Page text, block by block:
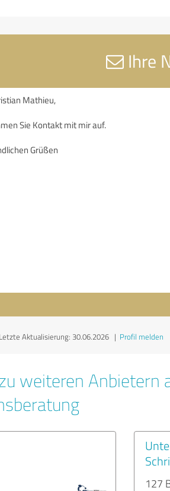
Ihre
Letzte Aktualisierung: 30.06.2026 | Profil melden
weiteren Anbietern
127